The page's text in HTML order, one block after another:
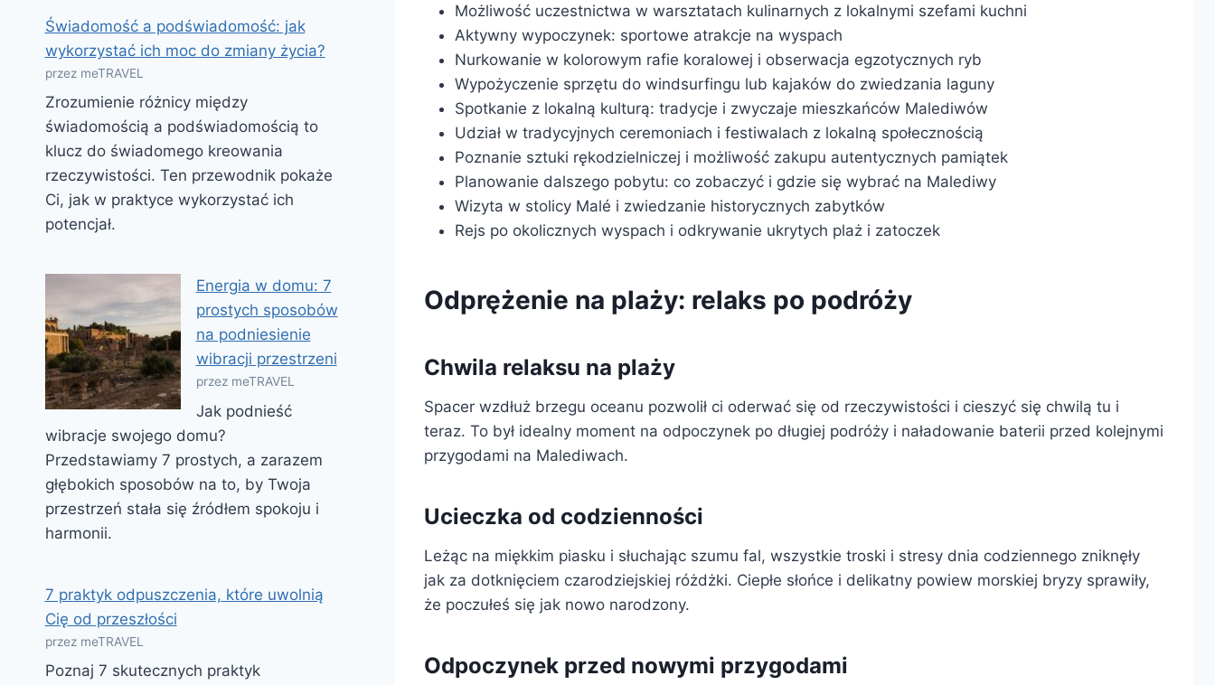
Możliwość uczestnictwa w warsztatach kulinarnych z lokalnymi szefami kuchni
Aktywny wypoczynek: sportowe atrakcje na wyspach
Nurkowanie w kolorowym rafie koralowej i obserwacja egzotycznych ryb
Wypożyczenie sprzętu do windsurfingu lub kajaków do zwiedzania laguny
Spotkanie z lokalną kulturą: tradycje i zwyczaje mieszkańców Malediwów
Udział w tradycyjnych ceremoniach i festiwalach z lokalną społecznością
Poznanie sztuki rękodzielniczej i możliwość zakupu autentycznych pamiątek
Planowanie dalszego pobytu: co zobaczyć i gdzie się wybrać na Malediwy
Wizyta w stolicy Malé i zwiedzanie historycznych zabytków
Rejs po okolicznych wyspach i odkrywanie ukrytych plaż i zatoczek
Odprężenie na plaży: relaks po podróży
Chwila relaksu na plaży
Spacer wzdłuż brzegu oceanu pozwolił ci oderwać się od rzeczywistości i cieszyć się chwilą tu i
teraz. To był idealny moment na odpoczynek po długiej podróży i naładowanie baterii przed kolejnymi
przygodami na Malediwach.
Ucieczka od codzienności
Leżąc na miękkim piasku i słuchając szumu fal, wszystkie troski i stresy dnia codziennego zniknęły
jak za dotknięciem czarodziejskiej różdżki. Ciepłe słońce i delikatny powiew morskiej bryzy sprawiły,
że poczułeś się jak nowo narodzony.
Odpoczynek przed nowymi przygodami
Świadomość a podświadomość: jak
wykorzystać ich moc do zmiany życia?
przez meTRAVEL
Zrozumienie różnicy między
świadomością a podświadomością to
klucz do świadomego kreowania
rzeczywistości. Ten przewodnik pokaże
Ci, jak w praktyce wykorzystać ich
potencjał.
Energia w domu: 7
prostych sposobów
na podniesienie
wibracji przestrzeni
przez meTRAVEL
Jak podnieść
wibracje swojego domu?
Przedstawiamy 7 prostych, a zarazem
głębokich sposobów na to, by Twoja
przestrzeń stała się źródłem spokoju i
harmonii.
7 praktyk odpuszczenia, które uwolnią
Cię od przeszłości
przez meTRAVEL
Poznaj 7 skutecznych praktyk